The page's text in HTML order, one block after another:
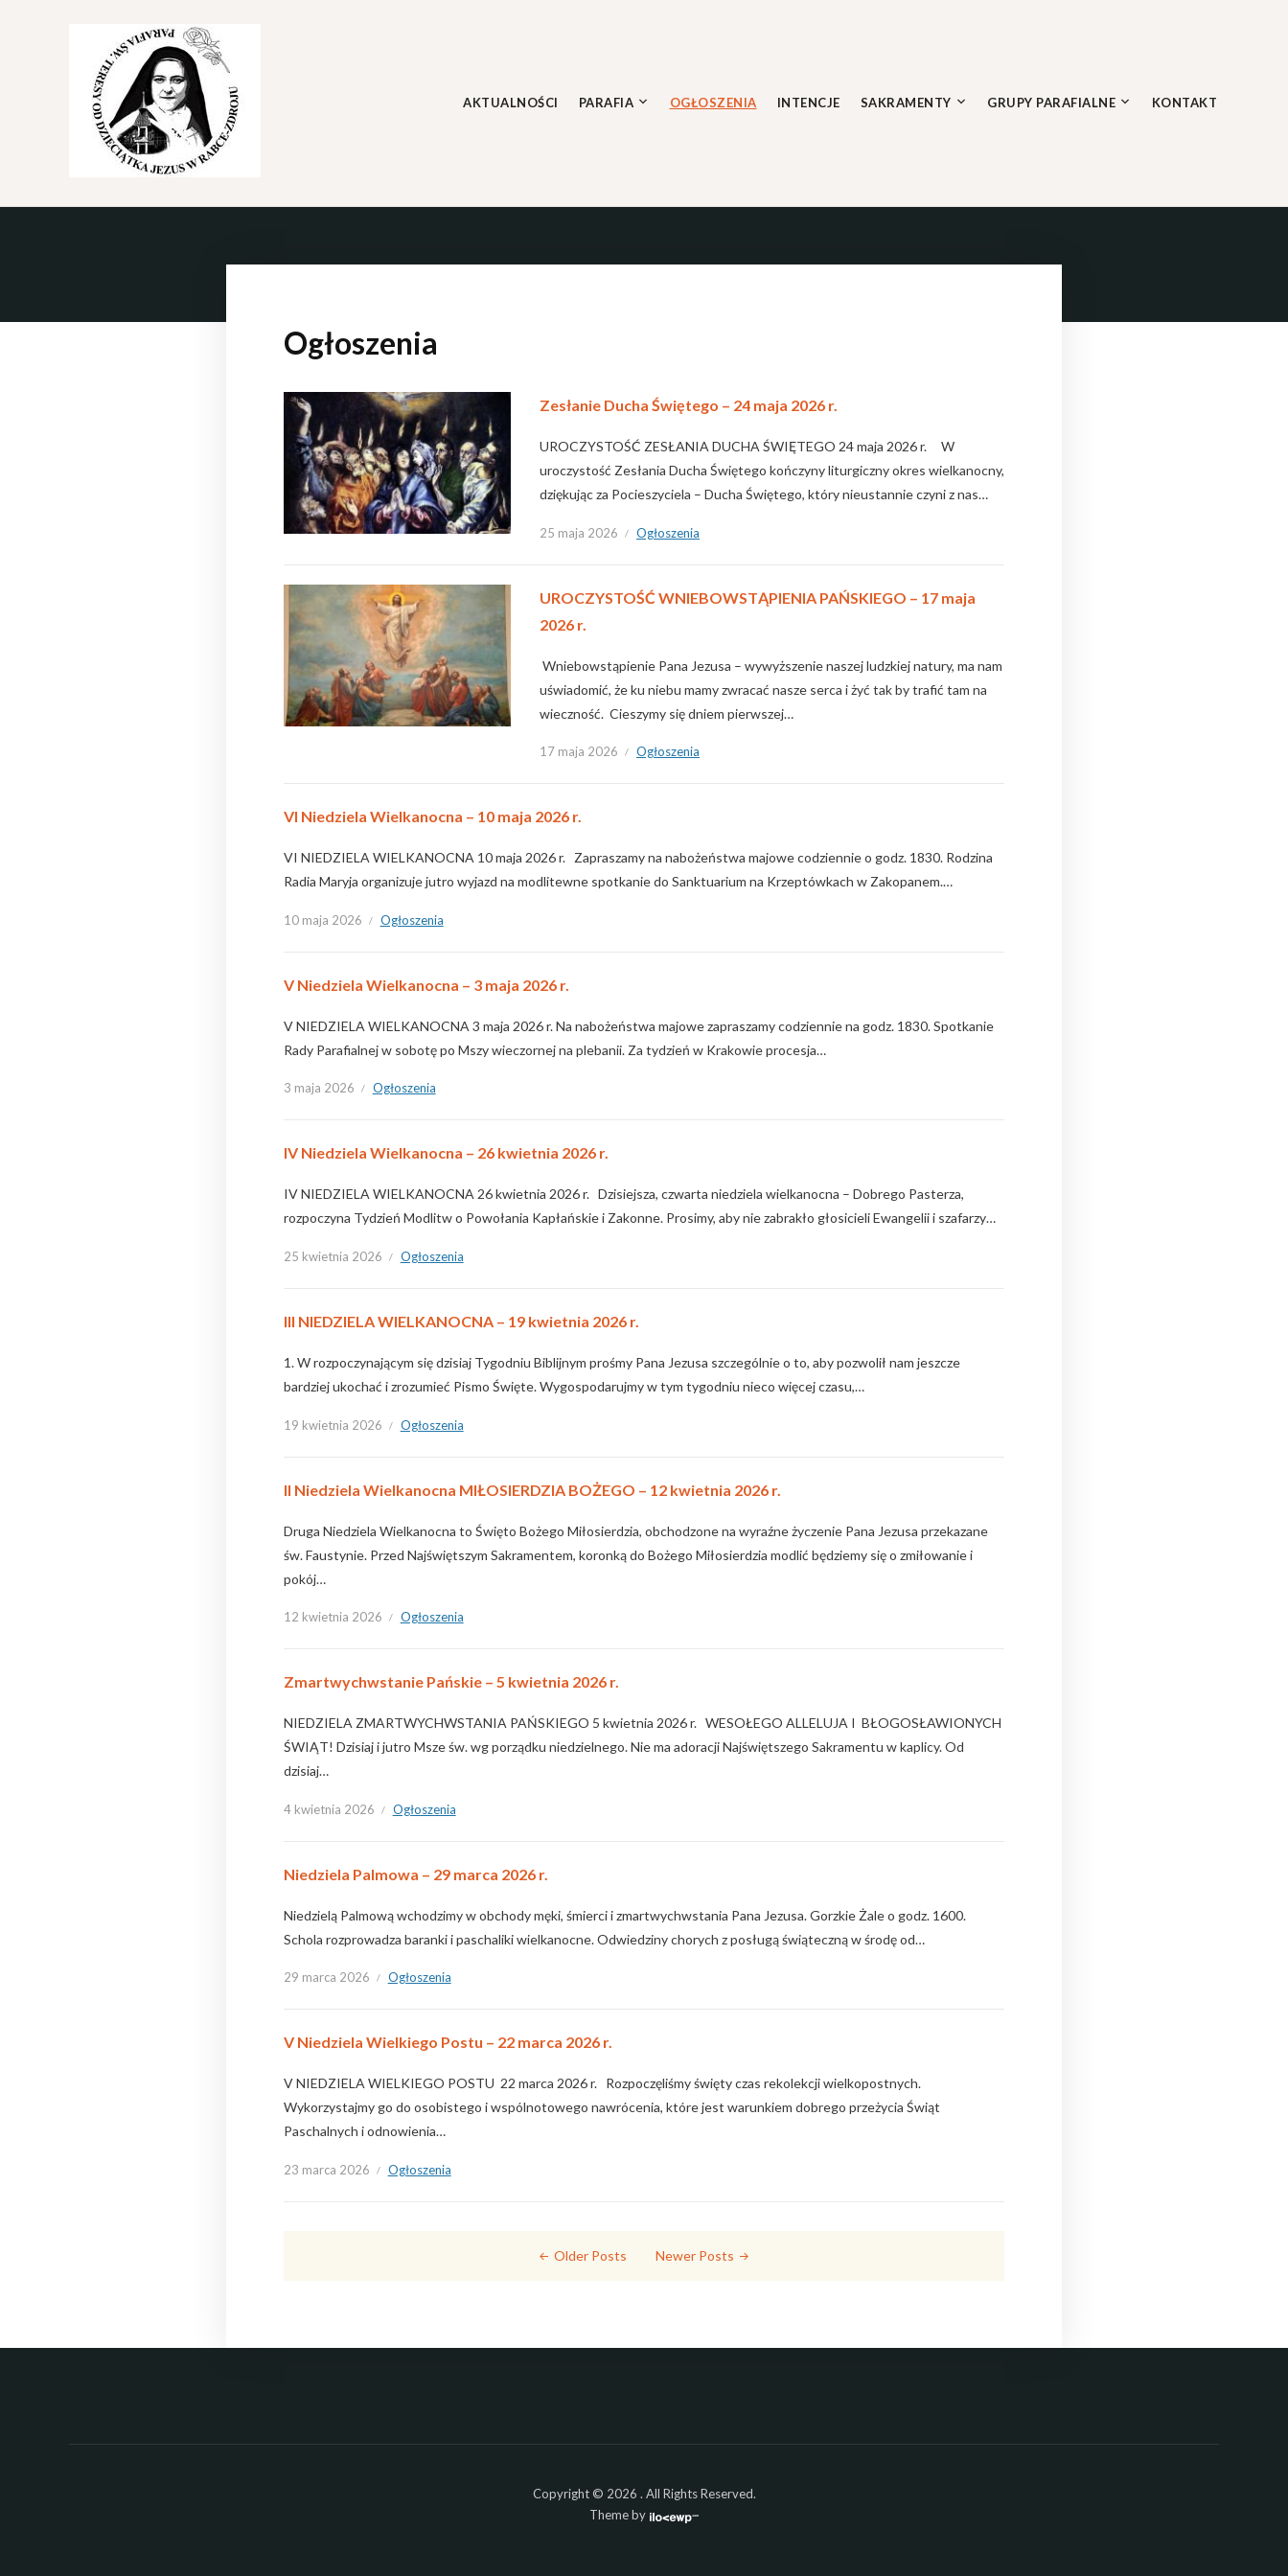
AKTUALNOŚCI PARAFIA OGŁOSZENIA INTENCJE SAKRAMENTY GRUPY PARAFIALNE KONTAKT
Ogłoszenia
Zesłanie Ducha Świętego – 24 maja 2026 r.
UROCZYSTOŚĆ ZESŁANIA DUCHA ŚWIĘTEGO 24 maja 2026 r. W
uroczystość Zesłania Ducha Świętego kończyny liturgiczny okres wielkanocny,
dziękując za Pocieszyciela – Ducha Świętego, który nieustannie czyni z nas…
25 maja 2026 Ogłoszenia
UROCZYSTOŚĆ WNIEBOWSTĄPIENIA PAŃSKIEGO – 17 maja
2026 r.
Wniebowstąpienie Pana Jezusa – wywyższenie naszej ludzkiej natury, ma nam
uświadomić, że ku niebu mamy zwracać nasze serca i żyć tak by trafić tam na
wieczność. Cieszymy się dniem pierwszej…
17 maja 2026 Ogłoszenia
VI Niedziela Wielkanocna – 10 maja 2026 r.
VI NIEDZIELA WIELKANOCNA 10 maja 2026 r. Zapraszamy na nabożeństwa majowe codziennie o godz. 1830. Rodzina
Radia Maryja organizuje jutro wyjazd na modlitewne spotkanie do Sanktuarium na Krzeptówkach w Zakopanem.…
10 maja 2026 Ogłoszenia
V Niedziela Wielkanocna – 3 maja 2026 r.
V NIEDZIELA WIELKANOCNA 3 maja 2026 r. Na nabożeństwa majowe zapraszamy codziennie na godz. 1830. Spotkanie
Rady Parafialnej w sobotę po Mszy wieczornej na plebanii. Za tydzień w Krakowie procesja…
3 maja 2026 Ogłoszenia
IV Niedziela Wielkanocna – 26 kwietnia 2026 r.
IV NIEDZIELA WIELKANOCNA 26 kwietnia 2026 r. Dzisiejsza, czwarta niedziela wielkanocna – Dobrego Pasterza,
rozpoczyna Tydzień Modlitw o Powołania Kapłańskie i Zakonne. Prosimy, aby nie zabrakło głosicieli Ewangelii i szafarzy…
25 kwietnia 2026 Ogłoszenia
III NIEDZIELA WIELKANOCNA – 19 kwietnia 2026 r.
1. W rozpoczynającym się dzisiaj Tygodniu Biblijnym prośmy Pana Jezusa szczególnie o to, aby pozwolił nam jeszcze
bardziej ukochać i zrozumieć Pismo Święte. Wygospodarujmy w tym tygodniu nieco więcej czasu,…
19 kwietnia 2026 Ogłoszenia
II Niedziela Wielkanocna MIŁOSIERDZIA BOŻEGO – 12 kwietnia 2026 r.
Druga Niedziela Wielkanocna to Święto Bożego Miłosierdzia, obchodzone na wyraźne życzenie Pana Jezusa przekazane
św. Faustynie. Przed Najświętszym Sakramentem, koronką do Bożego Miłosierdzia modlić będziemy się o zmiłowanie i
pokój…
12 kwietnia 2026 Ogłoszenia
Zmartwychwstanie Pańskie – 5 kwietnia 2026 r.
NIEDZIELA ZMARTWYCHWSTANIA PAŃSKIEGO 5 kwietnia 2026 r. WESOŁEGO ALLELUJA I BŁOGOSŁAWIONYCH
ŚWIĄT! Dzisiaj i jutro Msze św. wg porządku niedzielnego. Nie ma adoracji Najświętszego Sakramentu w kaplicy. Od
dzisiaj…
4 kwietnia 2026 Ogłoszenia
Niedziela Palmowa – 29 marca 2026 r.
Niedzielą Palmową wchodzimy w obchody męki, śmierci i zmartwychwstania Pana Jezusa. Gorzkie Żale o godz. 1600.
Schola rozprowadza baranki i paschaliki wielkanocne. Odwiedziny chorych z posługą świąteczną w środę od…
29 marca 2026 Ogłoszenia
V Niedziela Wielkiego Postu – 22 marca 2026 r.
V NIEDZIELA WIELKIEGO POSTU 22 marca 2026 r. Rozpoczęliśmy święty czas rekolekcji wielkopostnych.
Wykorzystajmy go do osobistego i wspólnotowego nawrócenia, które jest warunkiem dobrego przeżycia Świąt
Paschalnych i odnowienia…
23 marca 2026 Ogłoszenia
Older Posts Newer Posts
Copyright © 2026 . All Rights Reserved.
Theme by